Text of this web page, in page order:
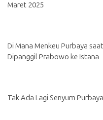
Maret 2025
Di Mana Menkeu Purbaya
Dipanggil Prabowo ke Istana
Tak Ada Lagi Senyum